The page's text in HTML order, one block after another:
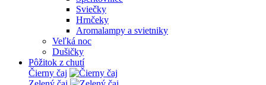
Sviečky
Hrnčeky
Aromalampy a svietniky
Veľká noc
Dušičky
Pôžitok z chutí
Čierny čaj